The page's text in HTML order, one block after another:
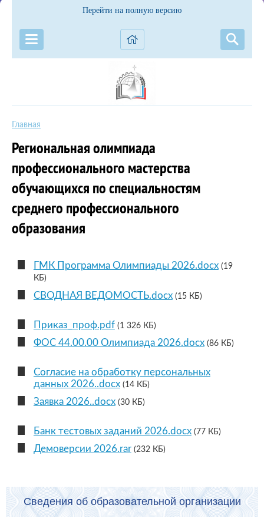
Перейти на полную версию
Главная
Региональная олимпиада
профессионального мастерства
обучающихся по специальностям
среднего профессионального
образования
ГМК Программа Олимпиады 2026.docx (19
КБ)
СВОДНАЯ ВЕДОМОСТЬ.docx (15 КБ)
Приказ_проф.pdf (1 326 КБ)
ФОС 44.00.00 Олимпиада 2026.docx (86 КБ)
Согласие на обработку персональных
данных 2026..docx (14 КБ)
Заявка 2026..docx (30 КБ)
Банк тестовых заданий 2026.docx (77 КБ)
Демоверсии 2026.rar (232 КБ)
Сведения об образовательной организации